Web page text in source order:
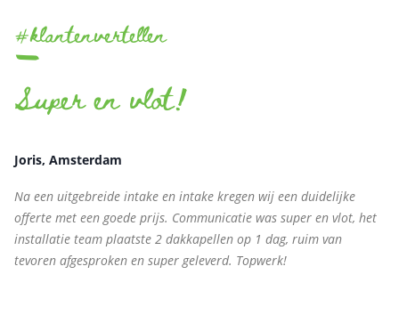
#klantenvertellen
-
Super en vlot!
Joris, Amsterdam
Na een uitgebreide intake en intake kregen wij een duidelijke
offerte met een goede prijs. Communicatie was super en vlot, het
installatie team plaatste 2 dakkapellen op 1 dag, ruim van
tevoren afgesproken en super geleverd. Topwerk!